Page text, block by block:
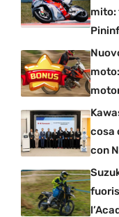
mito:
cosa
con